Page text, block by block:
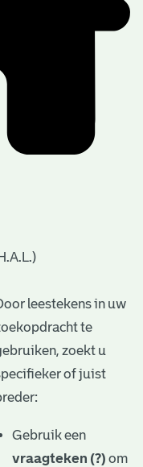
leestekens in uw
te
zoekt u
of juist
Gebruik een
vraagteken (?) om